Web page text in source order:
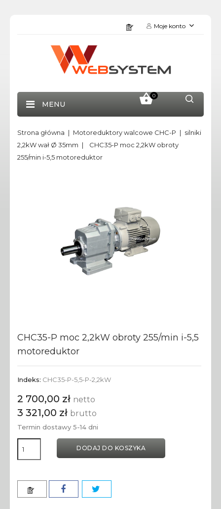
Moje konto
0
MENU
Strona główna Motoreduktory walcowe CHC-P
silniki
2,2kW wał Ø 35mm
CHC35-P moc 2,2kW obroty
255/min i-5,5 motoreduktor
CHC35-P moc 2,2kW obroty 255/min i-5,5
motoreduktor
Indeks: CHC35-P-5,5-P-2,2kW
2 700,00 zł netto
3 321,00 zł brutto
Termin dostawy 5-14 dni
DODAJ DO KOSZYKA